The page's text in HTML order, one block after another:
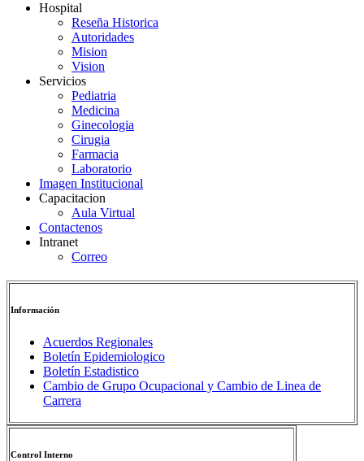
Hospital
Reseña Historica
Autoridades
Mision
Vision
Servicios
Pediatria
Medicina
Ginecologia
Cirugia
Farmacia
Laboratorio
Imagen Institucional
Capacitacion
Aula Virtual
Contactenos
Intranet
Correo
Información
Acuerdos Regionales
Boletín Epidemiologico
Boletín Estadistico
Cambio de Grupo Ocupacional y Cambio de Linea de
Carrera
Control Interno